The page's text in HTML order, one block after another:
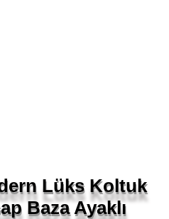
Lüks Koltuk
Baza Ayaklı